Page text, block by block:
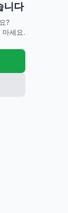
니다
?
마세요.